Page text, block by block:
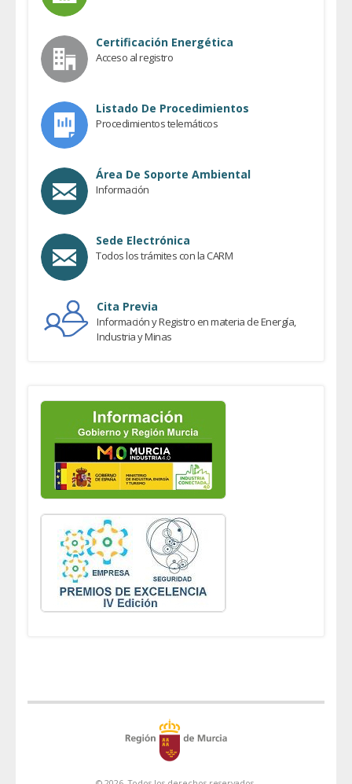
Certificación Energética
Acceso al registro
Listado De Procedimientos
Procedimientos telemáticos
Área De Soporte Ambiental
Información
Sede Electrónica
Todos los trámites con la CARM
Cita Previa
Información y Registro en materia de Energía,
Industria y Minas